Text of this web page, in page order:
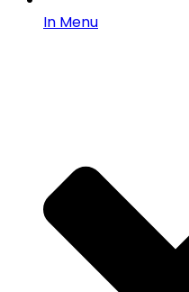
In Menu